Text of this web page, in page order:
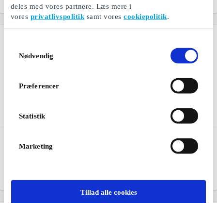
deles med vores partnere. Læs mere i
vores privatlivspolitik samt vorescookiepolitik.
Nødvendig
Præferencer
Statistik
Marketing
Tillad alle cookies
Fra 50 kr.
Rituals DK Gavekort
Du kan finde glæde i selv
Fra 50 kr.